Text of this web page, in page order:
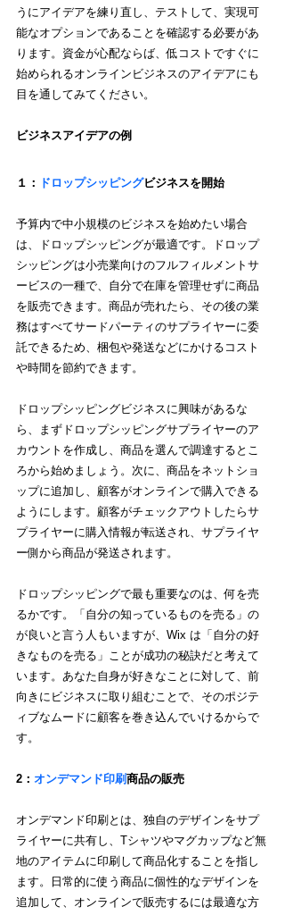
うにアイデアを練り直し、テストして、実現可
能なオプションであることを確認する必要があ
ります。資金が心配ならば、低コストですぐに
始められるオンラインビジネスのアイデアにも
目を通してみてください。
ビジネスアイデアの例
１： ドロップシッピングビジネスを開始
予算内で中小規模のビジネスを始めたい場合
は、ドロップシッピングが最適です。ドロップ
シッピングは小売業向けのフルフィルメントサ
ービスの一種で、自分で在庫を管理せずに商品
を販売できます。商品が売れたら、その後の業
務はすべてサードパーティのサプライヤーに委
託できるため、梱包や発送などにかけるコスト
や時間を節約できます。
ドロップシッピングビジネスに興味があるな
ら、まずドロップシッピングサプライヤーのア
カウントを作成し、商品を選んで調達するとこ
ろから始めましょう。次に、商品をネットショ
ップに追加し、顧客がオンラインで購入できる
ようにします。顧客がチェックアウトしたらサ
プライヤーに購入情報が転送され、サプライヤ
ー側から商品が発送されます。
ドロップシッピングで最も重要なのは、何を売
るかです。「自分の知っているものを売る」の
が良いと言う人もいますが、Wix は「自分の好
きなものを売る」ことが成功の秘訣だと考えて
います。あなた自身が好きなことに対して、前
向きにビジネスに取り組むことで、そのポジテ
ィブなムードに顧客を巻き込んでいけるからで
す。
2： オンデマンド印刷商品の販売
オンデマンド印刷とは、独自のデザインをサプ
ライヤーに共有し、Tシャツやマグカップなど無
地のアイテムに印刷して商品化することを指し
ます。日常的に使う商品に個性的なデザインを
追加して、オンラインで販売するには最適な方